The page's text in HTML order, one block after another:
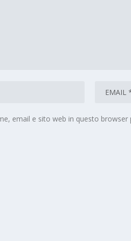
email e sito web in questo